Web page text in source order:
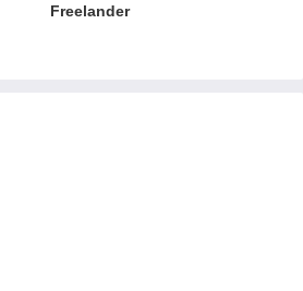
Freelander